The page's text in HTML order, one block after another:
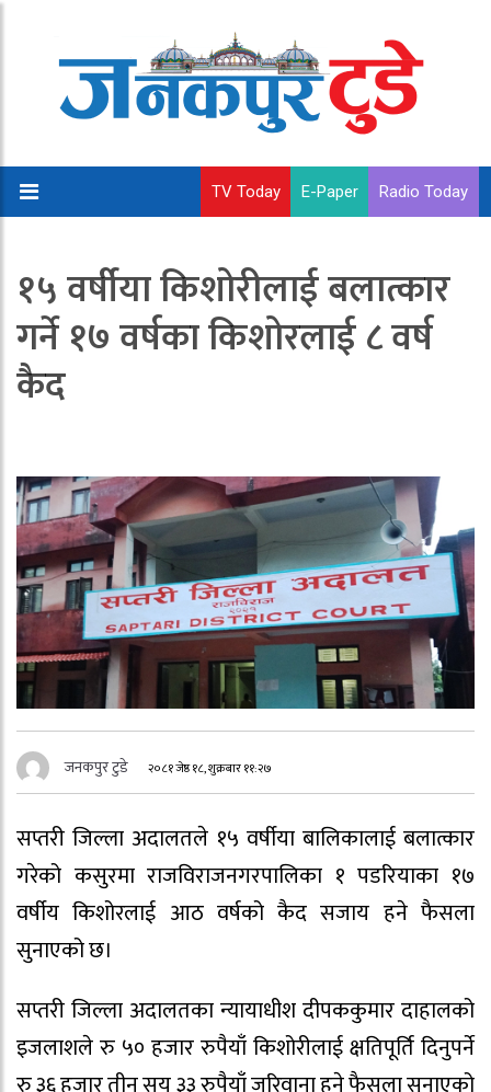
TV Today E-Paper Radio Today
१५ वर्षीया किशोरीलाई बलात्कार
गर्ने १७ वर्षका किशोरलाई ८ वर्ष
कैद
जनकपुर टुडे २०८१ जेष्ठ १८, शुक्रबार ११:२७
सप्तरी जिल्ला अदालतले १५ वर्षीया बालिकालाई बलात्कार
गरेको कसुरमा राजविराजनगरपालिका १ पडरियाका १७
वर्षीय किशोरलाई आठ वर्षको कैद सजाय हने फैसला
सुनाएको छ।
सप्तरी जिल्ला अदालतका न्यायाधीश दीपककुमार दाहालको
इजलाशले रु ५० हजार रुपैयाँ किशोरीलाई क्षतिपूर्ति दिनुपर्ने